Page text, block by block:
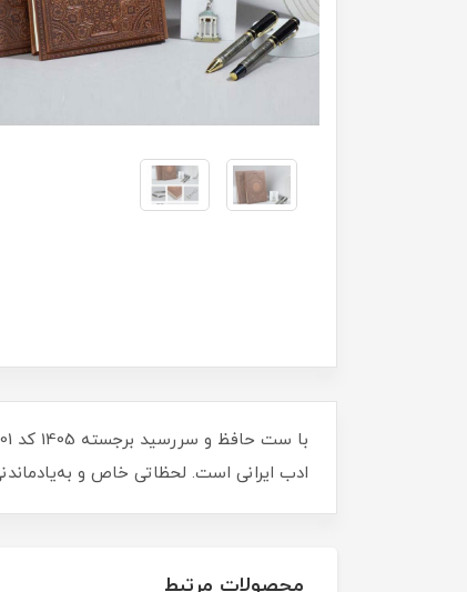
ادب ایرانی است. لحظاتی خاص و
محصولات مرتبط